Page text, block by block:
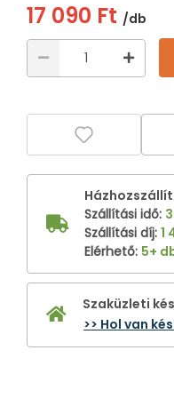
17 090 Ft /db
Szállítási idő:
Szállítási díj: 1
Elérhető: 5+
Szaküzleti
>> Hol van